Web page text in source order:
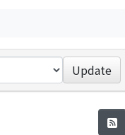
Update